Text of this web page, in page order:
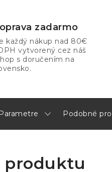
zadarmo
každý nákup nad 80€
vytvorený cez náš
s doručením na
Parametre Podobné
produktu